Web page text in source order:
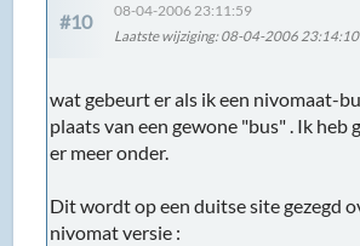
#10
08-04-2006 23:11:59
Laatste wijziging: 08-04-2006 23:14:10
wat gebeurt er als ik een nivomaat-
plaats van een gewone "bus" . Ik heb
er meer onder.
Dit wordt op een duitse site gezegd
nivomat versie :